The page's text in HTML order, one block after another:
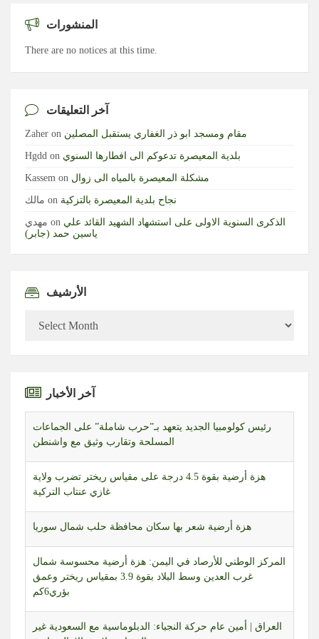
المنشورات
There are no notices at this time.
آخر التعليقات
Zaher on مقام ومسجد ابو ذر الغفاري يستقبل المصلين
Hgdd on بلدية المعيصرة تدعوكم الى افطارها السنوي
Kassem on مشكلة المعيصرة بالمياه الى زوال
مالك on نجاح بلدية المعيصرة بالتزكية
مهدي on الذكرى السنوية الاولى على استشهاد الشهيد القائد علي
ياسين حمد (جابر)
الأرشيف
آخر الأخبار
رئيس كولومبيا الجديد يتعهد بـ”حرب شاملة” على الجماعات
المسلحة وتقارب وثيق مع واشنطن
هزة أرضية بقوة 4.5 درجة على مقياس ريختر تضرب ولاية
غازي عنتاب التركية
هزة أرضية شعر بها سكان محافظة حلب شمال سوريا
المركز الوطني للأرصاد في اليمن: هزة أرضية محسوسة شمال
غرب العدين وسط البلاد بقوة 3.9 بمقياس ريختر وعمق
بؤري6كم
العراق | أمين عام حركة النجباء: الدبلوماسية مع السعودية غير